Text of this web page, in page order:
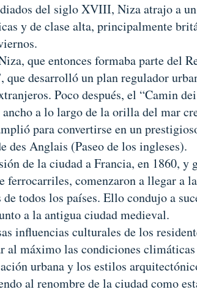
del siglo XVIII, Niza atrajo a
y de clase alta, principalmente
que entonces formaba parte del
que desarrolló un plan regulador
Poco después, el “Camin
ancho a lo largo de la orilla del mar
para convertirse en un
des Anglais (Paseo de los ingleses).
de la ciudad a Francia, en 1860, y
ferrocarriles, comenzaron a llegar a
de todos los países. Ello condujo a
a la antigua ciudad medieval.
influencias culturales de los
al máximo las condiciones
urbana y los estilos
al renombre de la ciudad como